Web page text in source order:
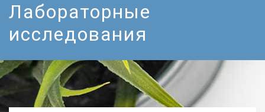
Лабораторные
исследования